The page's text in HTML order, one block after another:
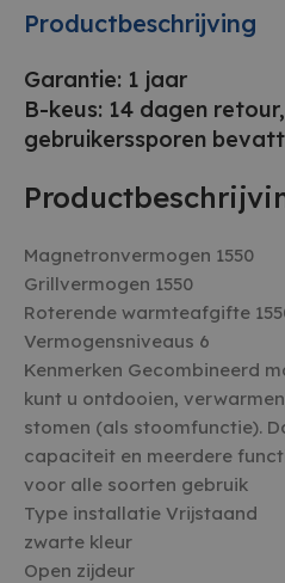
Productbeschrijving
Garantie: 1 jaar
B-keus: 14 dagen
gebruikerssporen
Magnetronvermogen 1550
Grillvermogen 1550
Roterende warmteafgifte
Vermogensniveaus 6
Kenmerken Gecombineerd
kunt u ontdooien,
stomen (als stoomfunctie).
capaciteit en meerdere
voor alle soorten gebruik
Type installatie Vrijstaand
zwarte kleur
Open zijdeur